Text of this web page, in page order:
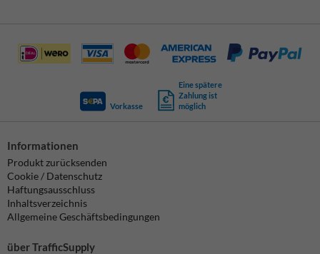
Vorkasse
Eine spätere
Zahlung ist
möglich
Informationen
Produkt zurücksenden
Cookie / Datenschutz
Haftungsausschluss
Inhaltsverzeichnis
Allgemeine Geschäftsbedingungen
über TrafficSupply